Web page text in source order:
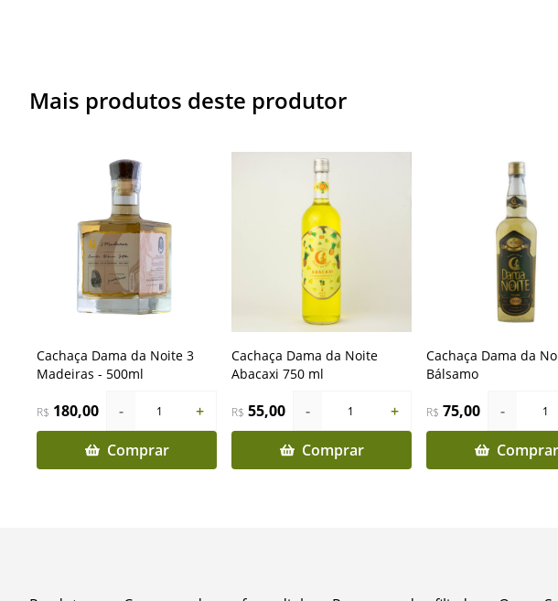
Mais produtos deste produtor
Cachaça Dama da Noite 3
Madeiras - 500ml
R$ 180,00 - 1
+
Comprar
Cachaça Dama da Noite
Abacaxi 750 ml
R$ 55,00 - 1
+
Comprar
Cachaça Dama da
Bálsamo
R$ 75,00 - 1
Comprar